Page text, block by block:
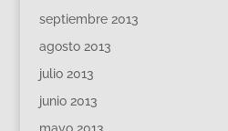
septiembre 2013
agosto 2013
julio 2013
junio 2013